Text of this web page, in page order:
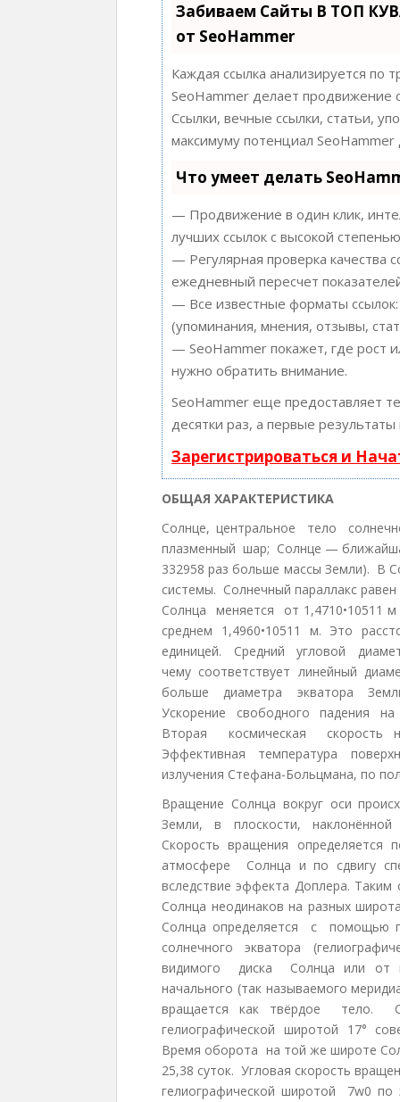
Забиваем Сайты В ТОП
от SeoHammer
Каждая ссылка анализируется по
SeoHammer делает продвижение
Ссылки, вечные ссылки, статьи,
максимуму потенциал
Что умеет делать
— Продвижение в один клик,
лучших ссылок с высокой
— Регулярная проверка качества
ежедневный пересчет
— Все известные форматы
(упоминания, мнения, отзывы,
— SeoHammer покажет, где рост
нужно обратить внимание.
SeoHammer еще предоставляет
десятки раз, а первые
Зарегистрироваться и
ОБЩАЯ ХАРАКТЕРИСТИКА
Солнце, центральное тело
плазменный шар; Солнце —
332958 раз больше массы Земли). В
системы. Солнечный параллакс
Солнца меняется от 1,4710•10511
среднем 1,4960•10511 м. Это
единицей. Средний угловой
чему соответствует линейный
больше диаметра экватора
Ускорение свободного падения
Вторая космическая скорость
Эффективная температура
излучения Стефана-Больцмана, по
Вращение Солнца вокруг оси
Земли, в плоскости, наклонённой
Скорость вращения
атмосфере Солнца и по сдвигу
вследствие эффекта Доплера.
Солнца неодинаков на разных
Солнца определяется с помощью
солнечного экватора
видимого диска Солнца или от
начального (так называемого
вращается как твёрдое тело.
гелиографической широтой 17°
Время оборота на той же широте
25,38 суток. Угловая скорость
гелиографической широтой 7w0 по